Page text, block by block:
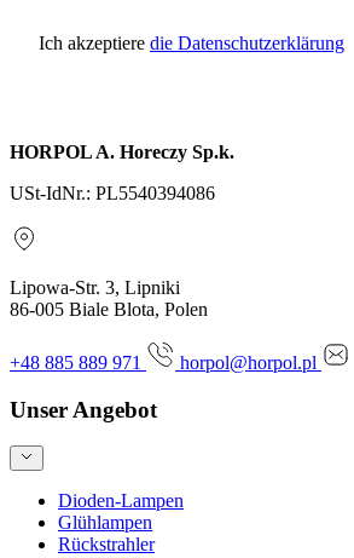
Ich akzeptiere die Datenschutzerklärung
HORPOL A. Horeczy Sp.k.
USt-IdNr.: PL5540394086
Lipowa-Str. 3, Lipniki
86-005 Biale Blota, Polen
+48 885 889 971 horpol@horpol.pl
Unser Angebot
Dioden-Lampen
Glühlampen
Rückstrahler